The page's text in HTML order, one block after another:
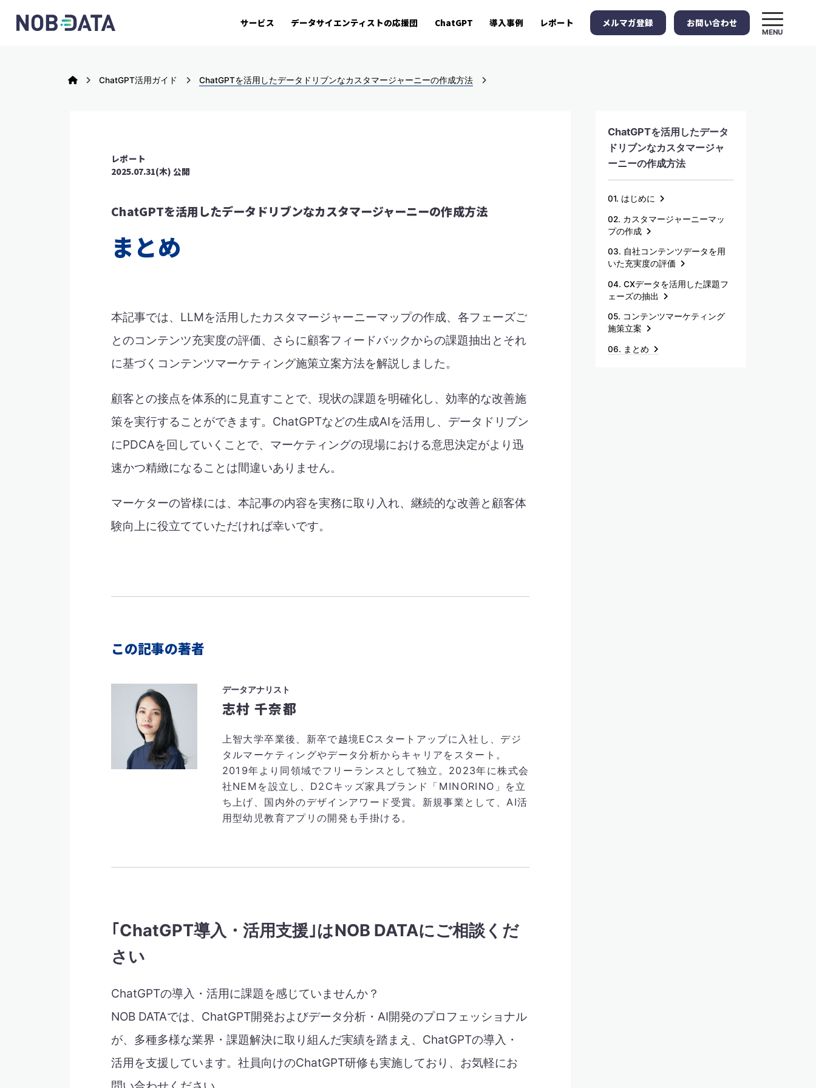
サービス データサイエンティストの応援団 ChatGPT 導入事例 レポート メルマガ登録 お問い合わせ
MENU
ChatGPT活用ガイド ChatGPTを活用したデータドリブンなカスタマージャーニーの作成方法
レポート
2025.07.31(木) 公開
ChatGPTを活用したデータドリブンなカスタマージャーニーの作成方法
まとめ
本記事では、LLMを活用したカスタマージャーニーマップの作成、各フェーズご
とのコンテンツ充実度の評価、さらに顧客フィードバックからの課題抽出とそれ
に基づくコンテンツマーケティング施策立案方法を解説しました。
顧客との接点を体系的に見直すことで、現状の課題を明確化し、効率的な改善施
策を実行することができます。ChatGPTなどの生成AIを活用し、データドリブン
にPDCAを回していくことで、マーケティングの現場における意思決定がより迅
速かつ精緻になることは間違いありません。
マーケターの皆様には、本記事の内容を実務に取り入れ、継続的な改善と顧客体
験向上に役立てていただければ幸いです。
この記事の著者
データアナリスト
志村 千奈都
上智大学卒業後、新卒で越境ECスタートアップに入社し、デジ
タルマーケティングやデータ分析からキャリアをスタート。
2019年より同領域でフリーランスとして独立。2023年に株式会
社NEMを設立し、D2Cキッズ家具ブランド「MINORINO」を立
ち上げ、国内外のデザインアワード受賞。新規事業として、AI活
用型幼児教育アプリの開発も手掛ける。
｢ChatGPT導入・活用支援｣はNOB DATAにご相談くだ
さい
ChatGPTの導入・活用に課題を感じていませんか？
NOB DATAでは、ChatGPT開発およびデータ分析・AI開発のプロフェッショナル
が、多種多様な業界・課題解決に取り組んだ実績を踏まえ、ChatGPTの導入・
活用を支援しています。社員向けのChatGPT研修も実施しており、お気軽にお
ChatGPTを活用したデータ
ドリブンなカスタマージャ
ーニーの作成方法
01. はじめに
02. カスタマージャーニーマッ
プの作成
03. 自社コンテンツデータを用
いた充実度の評価
04. CXデータを活用した課題フ
ェーズの抽出
05. コンテンツマーケティング
施策立案
06. まとめ